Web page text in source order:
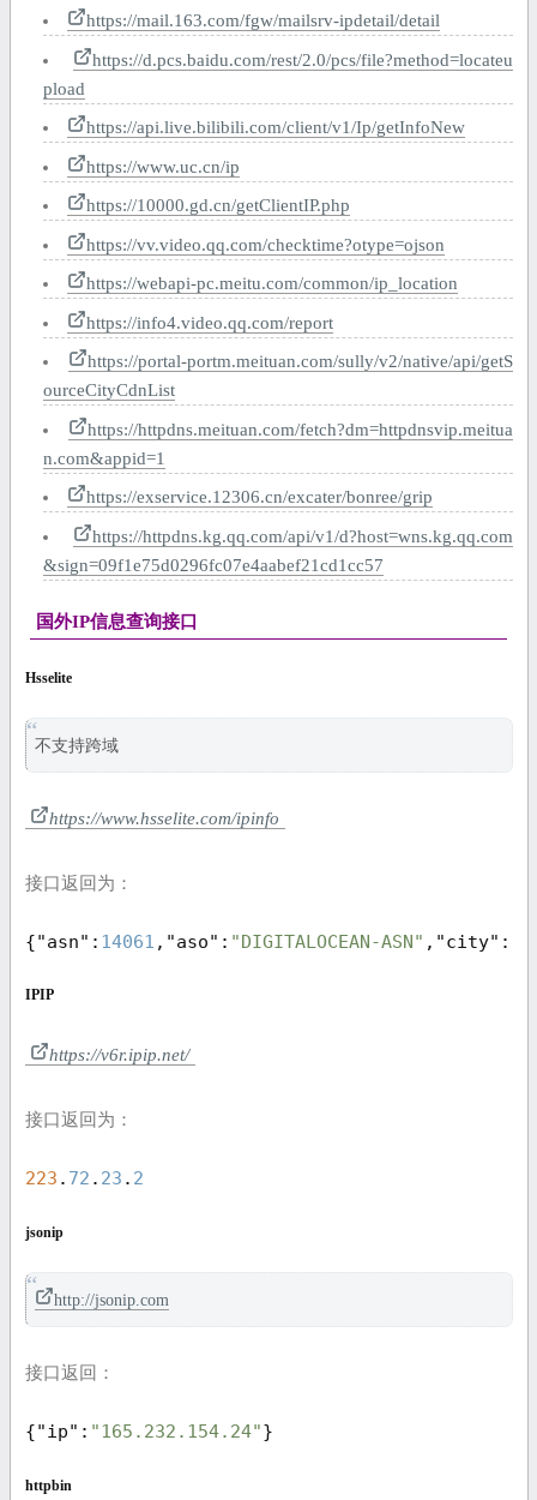
https://mail.163.com/fgw/mailsrv-ipdetail/detail
https://d.pcs.baidu.com/rest/2.0/pcs/file?method=locateu
pload
https://api.live.bilibili.com/client/v1/Ip/getInfoNew
https://www.uc.cn/ip
https://10000.gd.cn/getClientIP.php
https://vv.video.qq.com/checktime?otype=ojson
https://webapi-pc.meitu.com/common/ip_location
https://info4.video.qq.com/report
https://portal-portm.meituan.com/sully/v2/native/api/getS
ourceCityCdnList
https://httpdns.meituan.com/fetch?dm=httpdnsvip.meitua
n.com&appid=1
https://exservice.12306.cn/excater/bonree/grip
https://httpdns.kg.qq.com/api/v1/d?host=wns.kg.qq.com
&sign=09f1e75d0296fc07e4aabef21cd1cc57
国外IP信息查询接口
Hsselite
不支持跨域
https://www.hsselite.com/ipinfo
接口返回为：
{"asn" : 14061 , "aso" : "DIGITALOCEAN-ASN" , "city" :
IPIP
https://v6r.ipip.net/
接口返回为：
223 . 72 . 23 . 2
jsonip
http://jsonip.com
接口返回：
{"ip" : "165.232.154.24"}
httpbin